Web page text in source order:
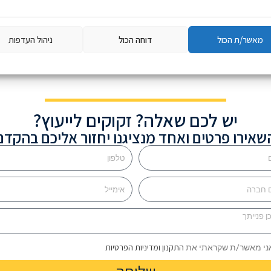
מאשר/ת הכול דוחה הכול ניהול העדפות
יש לכם שאלה? זקוקים לייעוץ?
פרטים ואחד מנציגנו יחזור אליכם
מאשר/ת שקראתי את התקנון ומדיניות הפרטיות